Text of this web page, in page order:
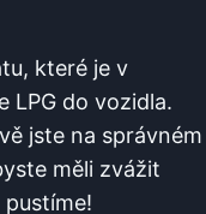
které je v
LPG do vozidla.
jste na správném
měli zvážit